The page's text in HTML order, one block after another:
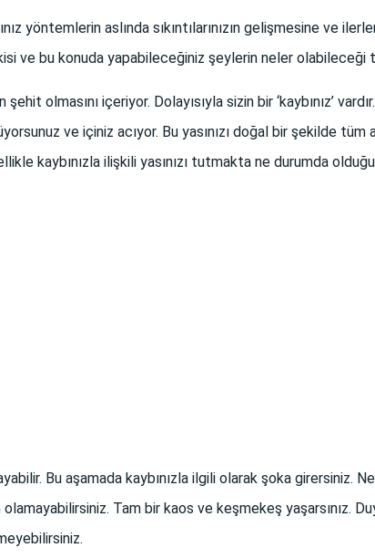
yöntemlerin aslında sıkıntılarınızın gelişmesine ve
ve bu konuda yapabileceğiniz şeylerin neler olabileceği
olmasını içeriyor. Dolayısıyla sizin bir ‘kaybınız’
ve içiniz acıyor. Bu yasınızı doğal bir şekilde tüm
kaybınızla ilişkili yasınızı tutmakta ne durumda
Bu aşamada kaybınızla ilgili olarak şoka girersiniz.
Tam bir kaos ve keşmekeş yaşarsınız.